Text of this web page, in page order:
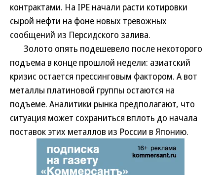
контрактами. На IPE начали расти котировки
сырой нефти на фоне новых тревожных
сообщений из Персидского залива.
Золото опять подешевело после некоторого
подъема в конце прошлой недели: азиатский
кризис остается прессинговым фактором. А вот
металлы платиновой группы остаются на
подъеме. Аналитики рынка предполагают, что
ситуация может сохраниться вплоть до начала
поставок этих металлов из России в Японию.